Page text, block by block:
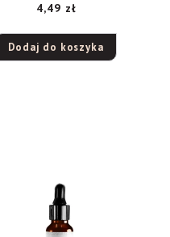
4,49 zł
Dodaj do koszyka